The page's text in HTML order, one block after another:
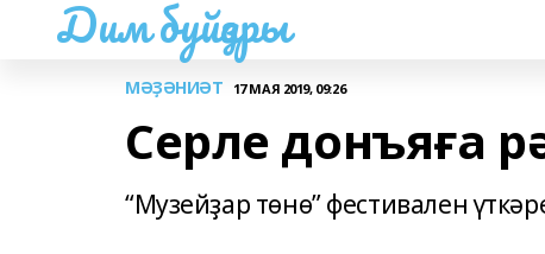
Дим буйҙары
МӘҘӘНИӘТ 17 МАЯ 2019, 09:26
Серле донъяға
“Музейҙар төнө” фестивален